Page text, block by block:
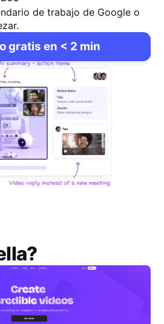
de trabajo de Google o
gratis en < 2 min
?